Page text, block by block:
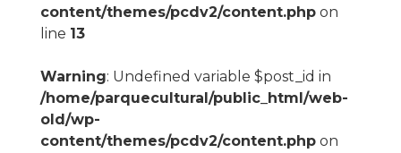
content/themes/pcdv2/content.phpon
line 13
Warning: Undefined variable $post_id in
/home/parquecultural/public_html/web-
old/wp-
content/themes/pcdv2/content.phpon